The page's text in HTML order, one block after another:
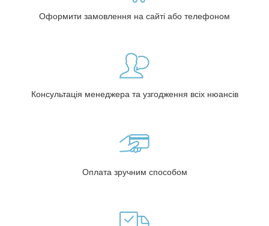
Оформити замовлення на сайті або телефоном
Консультація менеджера та узгодження всіх нюансів
Оплата зручним способом